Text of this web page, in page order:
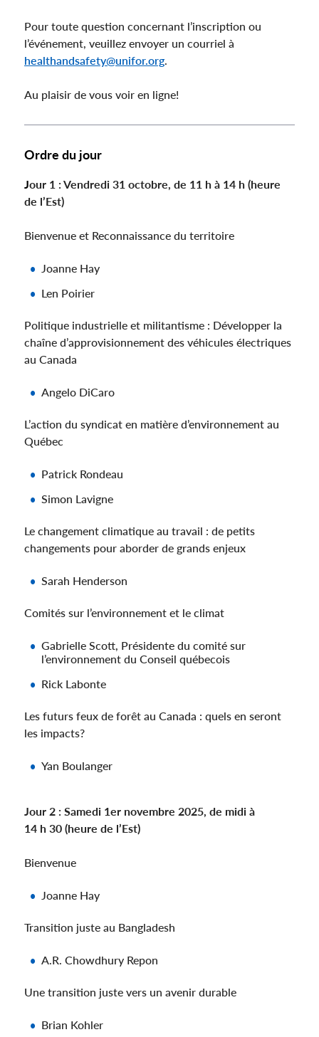
Pour toute question concernant l’inscription ou
l’événement, veuillez envoyer un courriel à
healthandsafety@unifor.org.
Au plaisir de vous voir en ligne!
Ordre du jour
Jour 1 : Vendredi 31 octobre, de 11 h à 14 h (heure
de l’Est)
Bienvenue et Reconnaissance du territoire
Joanne Hay
Len Poirier
Politique industrielle et militantisme : Développer la
chaîne d’approvisionnement des véhicules électriques
au Canada
Angelo DiCaro
L’action du syndicat en matière d’environnement au
Québec
Patrick Rondeau
Simon Lavigne
Le changement climatique au travail : de petits
changements pour aborder de grands enjeux
Sarah Henderson
Comités sur l’environnement et le climat
Gabrielle Scott, Présidente du comité sur
l’environnement du Conseil québecois
Rick Labonte
Les futurs feux de forêt au Canada : quels en seront
les impacts?
Yan Boulanger
Jour 2 : Samedi 1er novembre 2025, de midi à
14 h 30 (heure de l’Est)
Bienvenue
Joanne Hay
Transition juste au Bangladesh
A.R. Chowdhury Repon
Une transition juste vers un avenir durable
Brian Kohler